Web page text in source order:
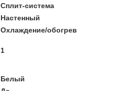
Сплит-система
Настенный
Охлаждение/обогрев
1
Белый